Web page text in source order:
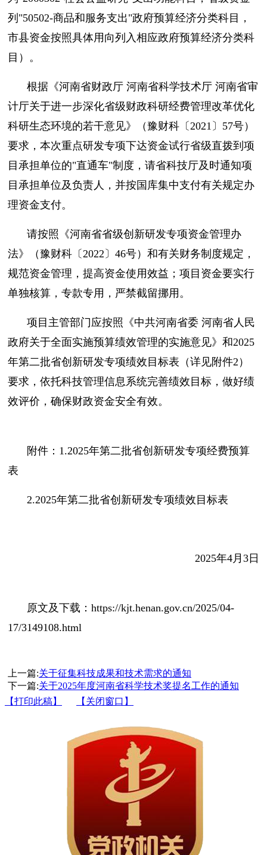
列"50502-商品和服务支出"政府预算经济分类科目，
市县资金按照具体用向列入相应政府预算经济分类科
目）。
根据《河南省财政厅 河南省科学技术厅 河南省审
计厅关于进一步深化省级财政科研经费管理改革优化
科研生态环境的若干意见》（豫财科〔2021〕57号）
要求，本次重点研发专项下达资金试行省级直拨到项
目承担单位的"直通车"制度，请省科技厅及时通知项
目承担单位及负责人，并按国库集中支付有关规定办
理资金支付。
请按照《河南省省级创新研发专项资金管理办
法》（豫财科〔2022〕46号）和有关财务制度规定，
规范资金管理，提高资金使用效益；项目资金要实行
单独核算，专款专用，严禁截留挪用。
项目主管部门应按照《中共河南省委 河南省人民
政府关于全面实施预算绩效管理的实施意见》和2025
年第二批省创新研发专项绩效目标表（详见附件2）
要求，依托科技管理信息系统完善绩效目标，做好绩
效评价，确保财政资金安全有效。
附件：1.2025年第二批省创新研发专项经费预算
表
2.2025年第二批省创新研发专项绩效目标表
2025年4月3日
原文及下载：https://kjt.henan.gov.cn/2025/04-
17/3149108.html
上一篇:关于征集科技成果和技术需求的通知
下一篇:关于2025年度河南省科学技术奖提名工作的通知
【打印此稿】
【关闭窗口】